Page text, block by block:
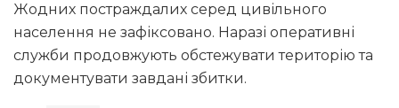
Жодних постраждалих серед цивільного
населення не зафіксовано. Наразі оперативні
служби продовжують обстежувати територію та
документувати завдані збитки.